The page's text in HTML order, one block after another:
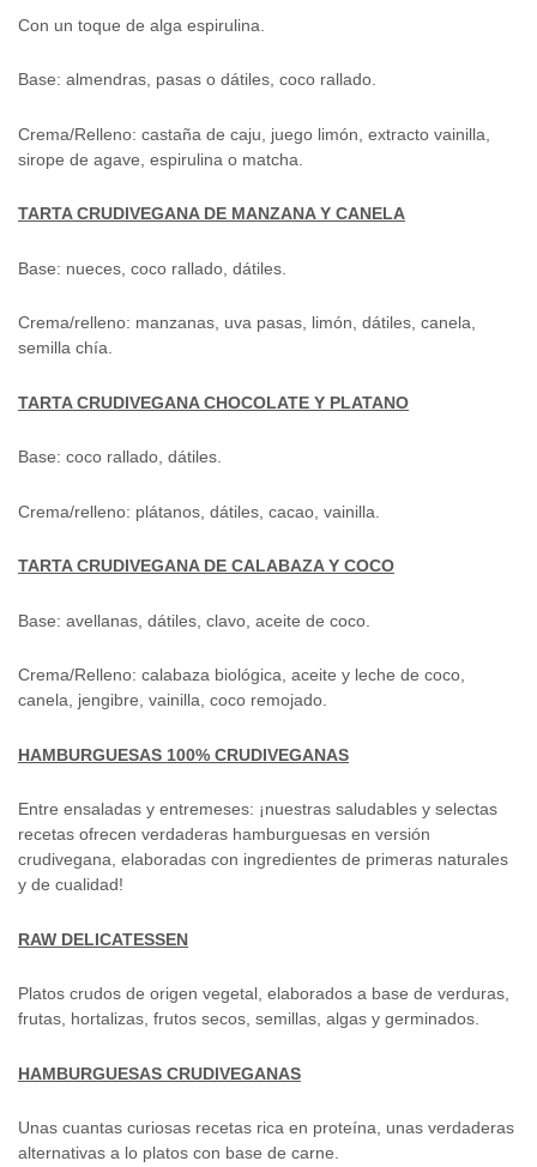
Con un toque de alga espirulina.
Base: almendras, pasas o dátiles, coco rallado.
Crema/Relleno: castaña de caju, juego limón, extracto vainilla,
sirope de agave, espirulina o matcha.
TARTA CRUDIVEGANA DE MANZANA Y CANELA
Base: nueces, coco rallado, dátiles.
Crema/relleno: manzanas, uva pasas, limón, dátiles, canela,
semilla chía.
TARTA CRUDIVEGANA CHOCOLATE Y PLATANO
Base: coco rallado, dátiles.
Crema/relleno: plátanos, dátiles, cacao, vainilla.
TARTA CRUDIVEGANA DE CALABAZA Y COCO
Base: avellanas, dátiles, clavo, aceite de coco.
Crema/Relleno: calabaza biológica, aceite y leche de coco,
canela, jengibre, vainilla, coco remojado.
HAMBURGUESAS 100% CRUDIVEGANAS
Entre ensaladas y entremeses: ¡nuestras saludables y selectas
recetas ofrecen verdaderas hamburguesas en versión
crudivegana, elaboradas con ingredientes de primeras naturales
y de cualidad!
RAW DELICATESSEN
Platos crudos de origen vegetal, elaborados a base de verduras,
frutas, hortalizas, frutos secos, semillas, algas y germinados.
HAMBURGUESAS CRUDIVEGANAS
Unas cuantas curiosas recetas rica en proteína, unas verdaderas
alternativas a lo platos con base de carne.